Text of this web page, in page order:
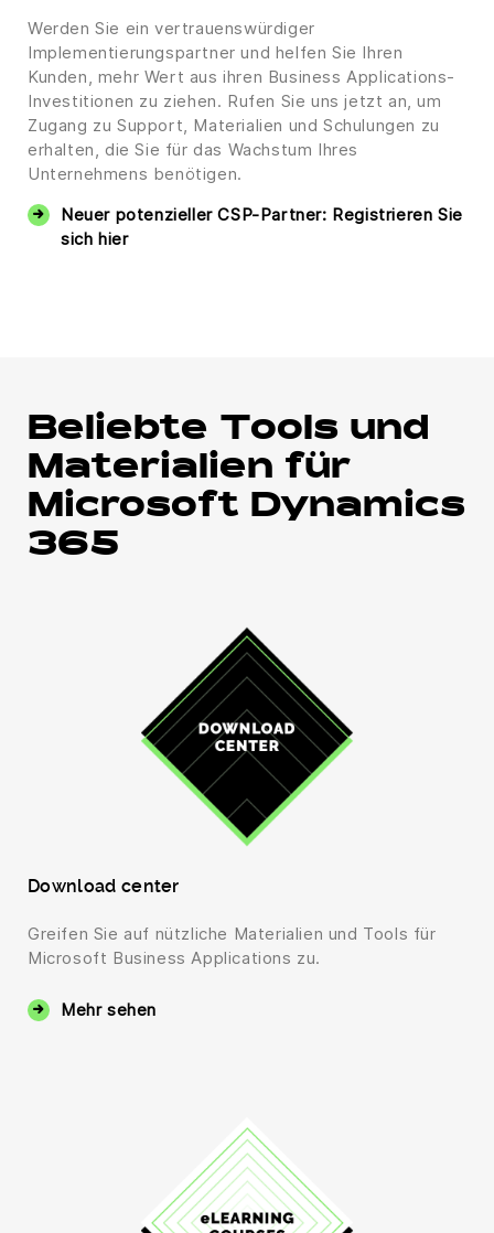
Werden Sie ein vertrauenswürdiger
Implementierungspartner und helfen Sie Ihren
Kunden, mehr Wert aus ihren Business Applications-
Investitionen zu ziehen. Rufen Sie uns jetzt an, um
Zugang zu Support, Materialien und Schulungen zu
erhalten, die Sie für das Wachstum Ihres
Unternehmens benötigen.
Neuer potenzieller CSP-Partner: Registrieren Sie
sich hier
Beliebte Tools und
Materialien für
Microsoft Dynamics
365
Download center
Greifen Sie auf nützliche Materialien und Tools für
Microsoft Business Applications zu.
Mehr sehen